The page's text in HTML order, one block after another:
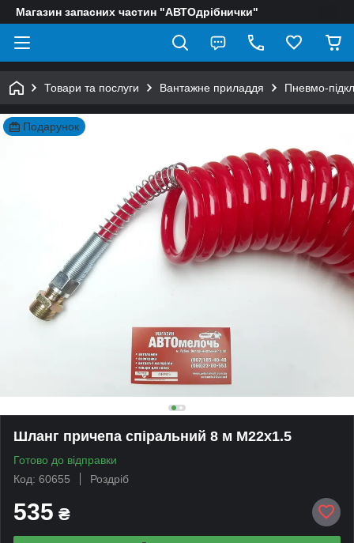
Магазин запасних частин "АВТОдрібнички"
Товари та послуги Вантажне приладдя Пневмо-
Подарунок
Шланг причепа спіральний 8 м М22x1.5
Готово до відправки
Код: 60655
Роздріб
535 ₴